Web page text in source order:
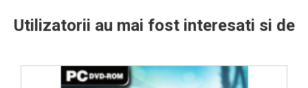
Utilizatorii au mai fost interesati si de